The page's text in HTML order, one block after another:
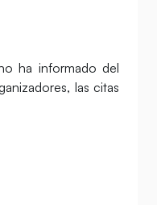
ha informado del
las citas